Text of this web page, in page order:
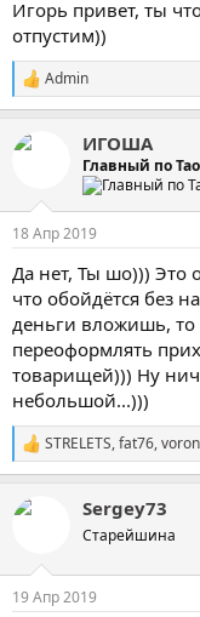
Игорь привет, ты
отпустим))
С
и
п
:
Admin
ИГОША
Главный по
18 Апр 2019
Да нет, Ты шо))) Это
что обойдётся без
деньги вложишь,
переоформлять
товарищей))) Ну
небольшой...)))
С
и
п
:
STRELETS,fat76,
Sergey73
Старейшина
19 Апр 2019